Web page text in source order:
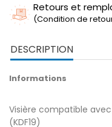
Retours et
(Condition de
DESCRIPTION
Informations
Visière compatible
(KDF19)